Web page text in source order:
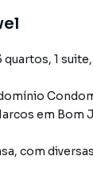
quartos, 1
em Bom
, com